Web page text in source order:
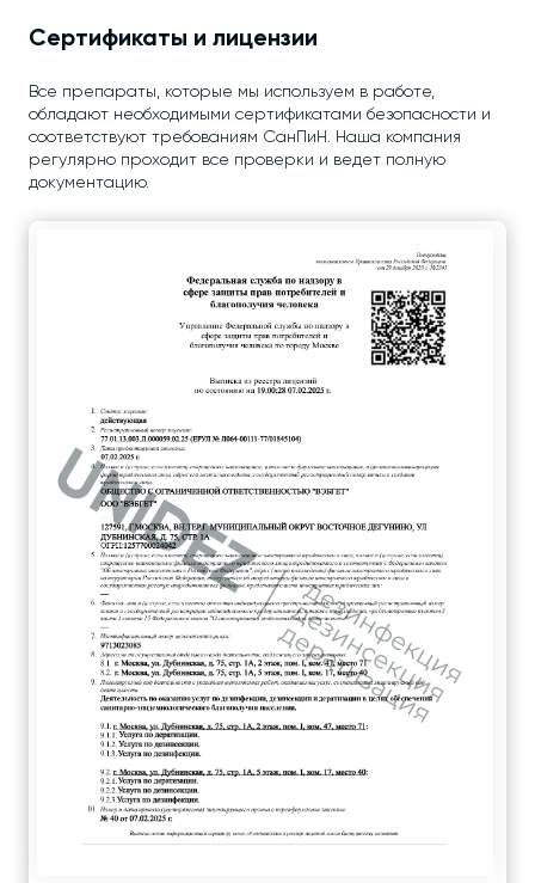
Сертификаты и лицензии
Все препараты, которые мы используем в работе,
обладают необходимыми сертификатами безопасности и
соответствуют требованиям СанПиН. Наша компания
регулярно проходит все проверки и ведет полную
документацию.